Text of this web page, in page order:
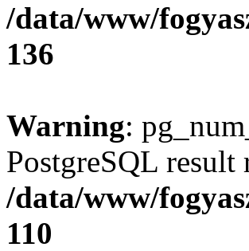
/data/www/
136
Warning:
PostgreSQL result
/data/www/
110